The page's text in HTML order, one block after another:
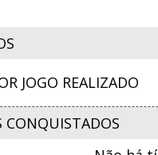
JOGO REALIZADO